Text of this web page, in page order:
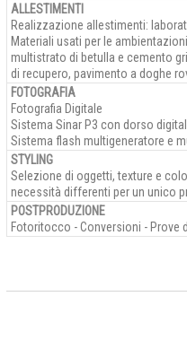
ALLESTIMENTI
Realizzazione allestimenti:
Materiali usati per le
multistrato di betulla e cemento
di recupero, pavimento a doghe
FOTOGRAFIA
Fotografia Digitale
Sistema Sinar P3 con dorso
Sistema flash multigeneratore e
STYLING
Selezione di oggetti, texture e
necessità differenti per un unico
POSTPRODUZIONE
Fotoritocco - Conversioni - Prove